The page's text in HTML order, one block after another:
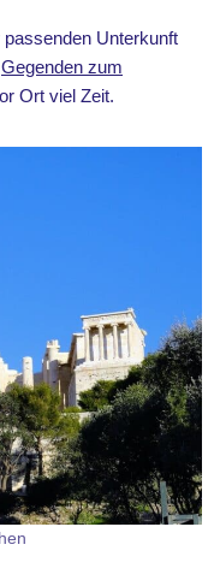
Unterkunft
Gegenden zum
Ort viel Zeit.